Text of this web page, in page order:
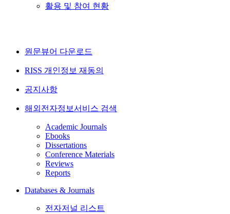
활용 및 참여 현황
원문뷰어 다운로드
RISS 개인정보 재동의
공지사항
해외전자정보서비스 검색
Academic Journals
Ebooks
Dissertations
Conference Materials
Reviews
Reports
Databases & Journals
전자저널 리스트